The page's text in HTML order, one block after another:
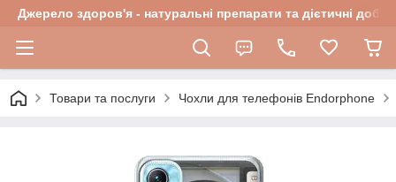
Джерело здоров'я - натуральні препарати та дієтичні
Товари та послуги Чохли для телефонів Endorphone